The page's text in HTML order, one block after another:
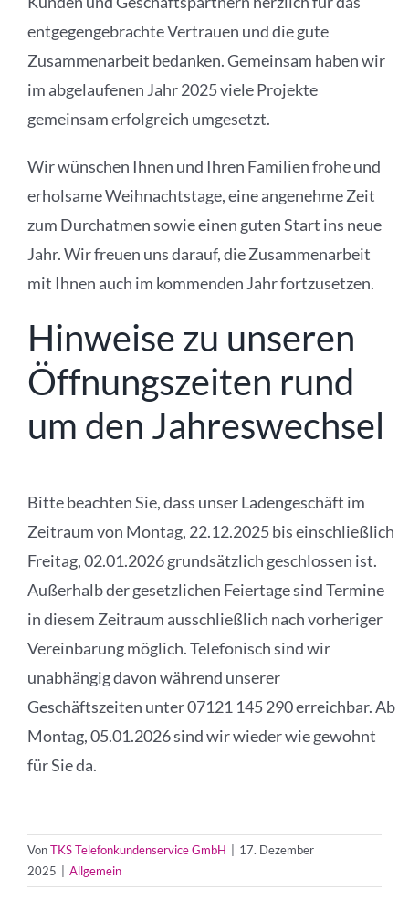
entgegengebrachte Vertrauen und die gute
Zusammenarbeit bedanken. Gemeinsam haben wir
im abgelaufenen Jahr 2025 viele Projekte
gemeinsam erfolgreich umgesetzt.
Wir wünschen Ihnen und Ihren Familien frohe und
erholsame Weihnachtstage, eine angenehme Zeit
zum Durchatmen sowie einen guten Start ins neue
Jahr. Wir freuen uns darauf, die Zusammenarbeit
mit Ihnen auch im kommenden Jahr fortzusetzen.
Hinweise zu unseren
Öffnungszeiten rund
um den Jahreswechsel
Bitte beachten Sie, dass unser Ladengeschäft im
Zeitraum von Montag, 22.12.2025 bis einschließlich
Freitag, 02.01.2026 grundsätzlich geschlossen ist.
Außerhalb der gesetzlichen Feiertage sind Termine
in diesem Zeitraum ausschließlich nach vorheriger
Vereinbarung möglich. Telefonisch sind wir
unabhängig davon während unserer
Geschäftszeiten unter 07121 145 290 erreichbar. Ab
Montag, 05.01.2026 sind wir wieder wie gewohnt
für Sie da.
VonTKS Telefonkundenservice GmbH
17. Dezember
2025
Allgemein